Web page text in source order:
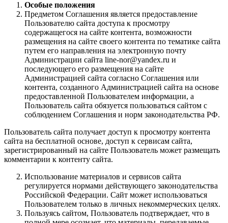
Особые положения
Предметом Соглашения является предоставление
Пользователю сайта доступа к просмотру
содержащегося на сайте контента, возможности
размещения на сайте своего контента по тематике сайта
путем его направления на электронную почту
Администрации сайта line-nor@yandex.ru и
последующего его размещения на сайте
Администрацией сайта согласно Соглашения или
контента, созданного Администрацией сайта на основе
предоставленной Пользователем информации, а
Пользователь сайта обязуется пользоваться сайтом с
соблюдением Соглашения и норм законодательства РФ.
Пользователь сайта получает доступ к просмотру контента
сайта на бесплатной основе, доступ к сервисам сайта,
зарегистрированный на сайте Пользователь может размещать
комментарии к контенту сайта.
Использование материалов и сервисов сайта
регулируется нормами действующего законодательства
Российской Федерации. Сайт может использоваться
Пользователем только в личных некоммерческих целях.
Пользуясь сайтом, Пользователь подтверждает, что в